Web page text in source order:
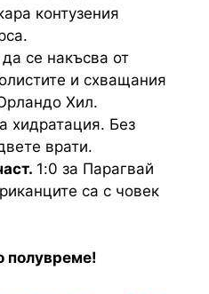
контузения
се накъсва от
и схващания
Хил.
хидратация. Без
врати.
1:0 за Парагвай
са с човек
полувреме!